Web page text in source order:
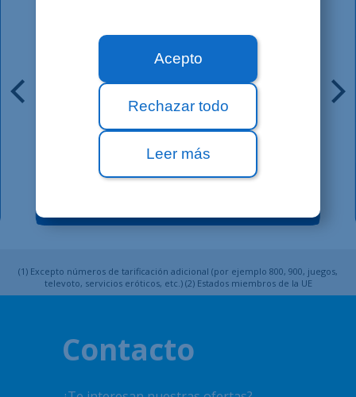
Acepto
Rechazar todo
Leer más
a móviles nacionales
50 minutosa fijos en Europa
50 minutos a móviles en Europa
1,50€
(1) Excepto números de tarificación adicional (por ejemplo 800, 900, juegos,
televoto, servicios eróticos, etc.) (2) Estados miembros de la UE
Contacto